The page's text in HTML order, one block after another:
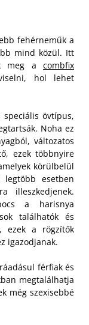
fehérneműk a
mind közül. Itt
meg a combfix
hol lehet
övtípus,
Noha ez
változatos
ezek többnyire
körülbelül
esetben
illeszkedjenek.
a harisnya
találhatók és
ezek a rögzítők
igazodjanak.
férfiak és
megtalálhatja
még szexisebbé